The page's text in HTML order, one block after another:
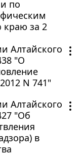
по
краю за 2
Алтайского
"О
N 741"
Алтайского
"Об
в